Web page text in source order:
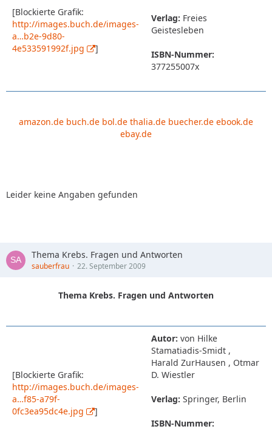
[Blockierte Grafik:
http://images.buch.de/images-
a…b2e-9d80-
4e533591992f.jpg
]
Verlag: Freies
Geistesleben
ISBN-Nummer:
377255007x
amazon.de buch.de bol.de thalia.de buecher.de ebook.de
ebay.de
Leider keine Angaben gefunden
Thema Krebs. Fragen und Antworten
sauberfrau 22. September 2009
Thema Krebs. Fragen und Antworten
[Blockierte Grafik:
http://images.buch.de/images-
a…f85-a79f-
0fc3ea95dc4e.jpg
]
Autor: von Hilke
Stamatiadis-Smidt ,
Harald ZurHausen , Otmar
D. Wiestler
Verlag: Springer, Berlin
ISBN-Nummer: